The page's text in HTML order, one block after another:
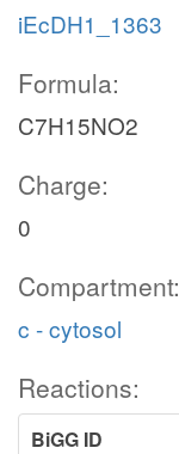
iEcDH1_1363
Formula:
C7H15NO2
Charge:
0
Compartment:
c - cytosol
Reactions:
BiGG ID